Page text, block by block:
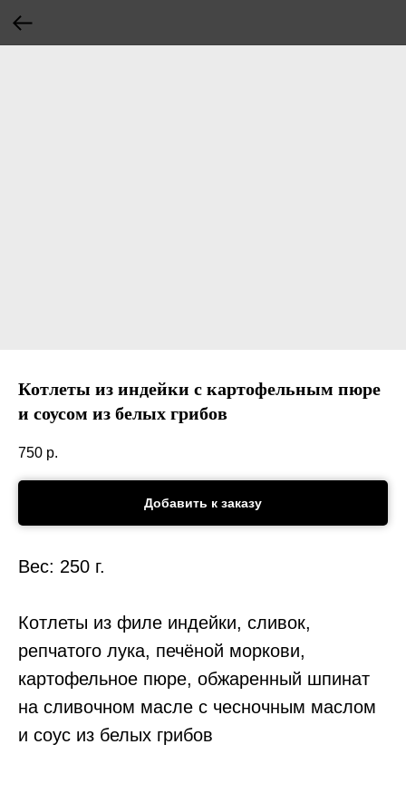
Котлеты из индейки с картофельным пюре
и соусом из белых грибов
750 р.
Добавить к заказу
Вес: 250 г.
Котлеты из филе индейки, сливок,
репчатого лука, печёной моркови,
картофельное пюре, обжаренный шпинат
на сливочном масле с чесночным маслом
и соус из белых грибов